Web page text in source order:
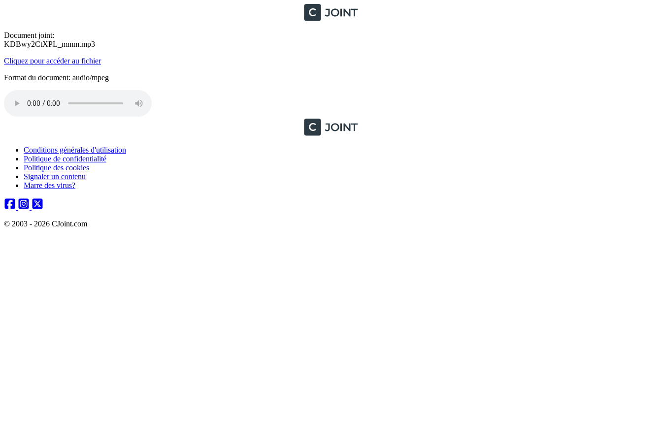
Document joint:
KDBwy2CtXPL_mmm.mp3
Cliquez pour accéder au fichier
Format du document: audio/mpeg
Conditions générales d'utilisation
Politique de confidentialité
Politique des cookies
Signaler un contenu
Marre des virus?
© 2003 - 2026 CJoint.com